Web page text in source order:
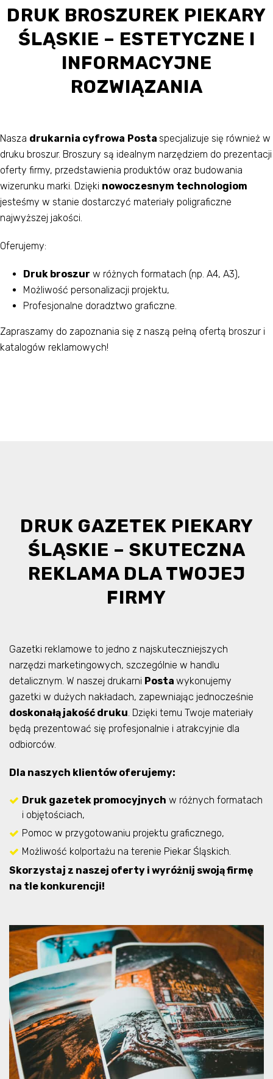
DRUK BROSZUREK PIEKARY
ŚLĄSKIE – ESTETYCZNE I
INFORMACYJNE
ROZWIĄZANIA
Nasza drukarnia cyfrowa Posta specjalizuje się również w
druku broszur. Broszury są idealnym narzędziem do prezentacji
oferty firmy, przedstawienia produktów oraz budowania
wizerunku marki. Dzięki nowoczesnym technologiom
jesteśmy w stanie dostarczyć materiały poligraficzne
najwyższej jakości.
Oferujemy:
Druk broszur w różnych formatach (np. A4, A3),
Możliwość personalizacji projektu,
Profesjonalne doradztwo graficzne.
Zapraszamy do zapoznania się z naszą pełną ofertą broszur i
katalogów reklamowych!
DRUK GAZETEK PIEKARY
ŚLĄSKIE – SKUTECZNA
REKLAMA DLA TWOJEJ
FIRMY
Gazetki reklamowe to jedno z najskuteczniejszych
narzędzi marketingowych, szczególnie w handlu
detalicznym. W naszej drukarni Posta wykonujemy
gazetki w dużych nakładach, zapewniając jednocześnie
doskonałą jakość druku . Dzięki temu Twoje materiały
będą prezentować się profesjonalnie i atrakcyjnie dla
odbiorców.
Dla naszych klientów oferujemy:
Druk gazetek promocyjnych w różnych formatach
i objętościach,
Pomoc w przygotowaniu projektu graficznego,
Możliwość kolportażu na terenie Piekar Śląskich.
Skorzystaj z naszej oferty i wyróżnij swoją firmę
na tle konkurencji!